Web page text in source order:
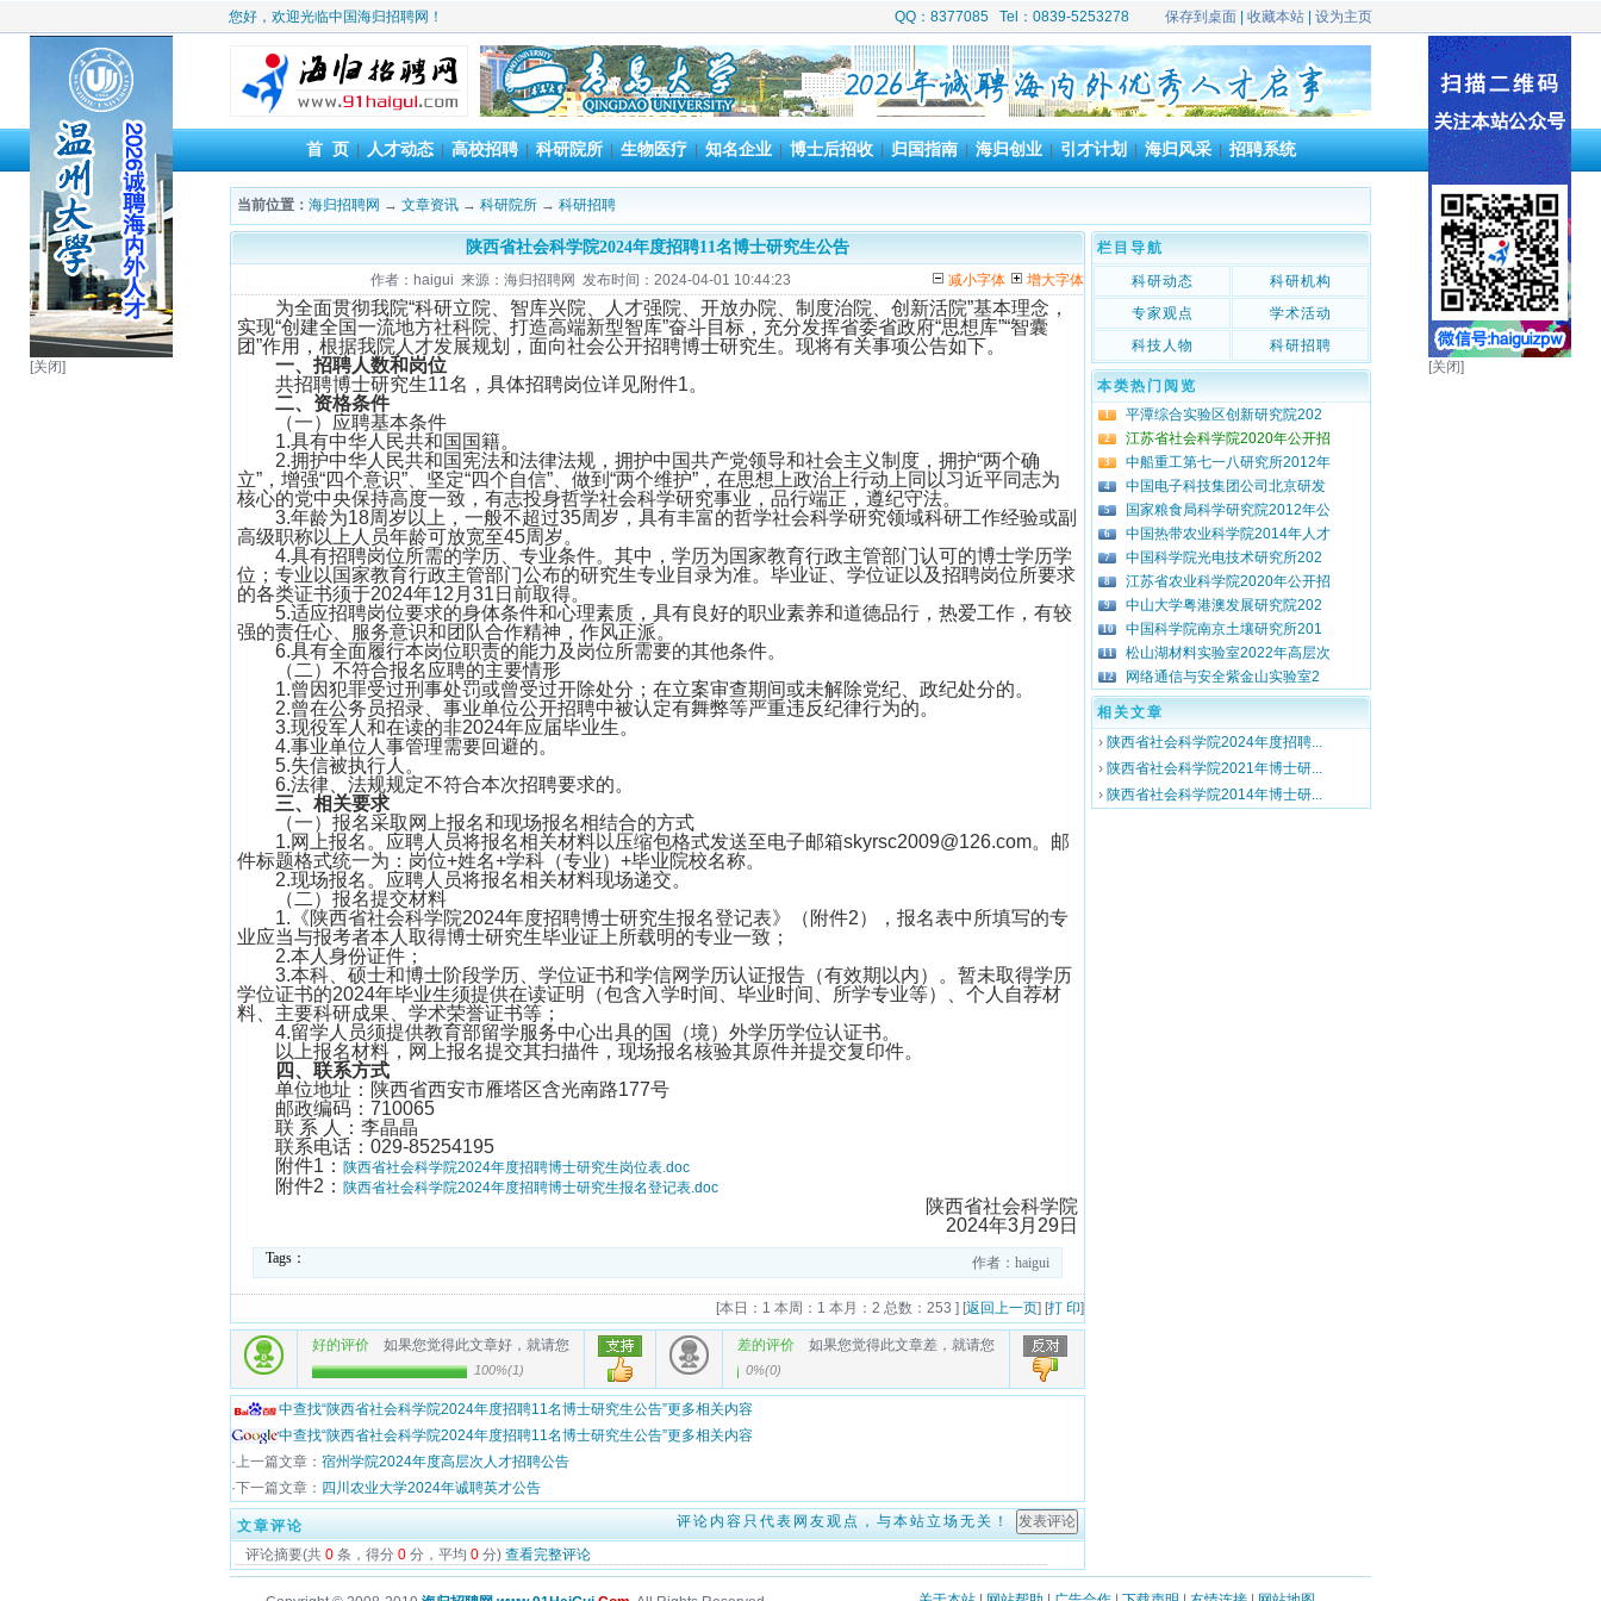
[关闭] [关闭]
您好，欢迎光临中国海归招聘网！ QQ：8377085 Tel：0839-5253278 保存到桌面 收藏本站 设为主页
首 页|人才动态|高校招聘|科研院所|生物医疗|知名企业|博士后招收|归国指南|海归创业|引才计划|海归风采|招聘系统
当前位置： 海归招聘网 → 文章资讯 → 科研院所 → 科研招聘
陕西省社会科学院2024年度招聘11名博士研究生公告
减小字体 增大字体
作者：haigui 来源：海归招聘网 发布时间：2024-04-01 10:44:23
为全面贯彻我院“科研立院、智库兴院、人才强院、开放办院、制度治院、创新活院”基本理念，
实现“创建全国一流地方社科院、打造高端新型智库”奋斗目标，充分发挥省委省政府“思想库”“智囊
团”作用，根据我院人才发展规划，面向社会公开招聘博士研究生。现将有关事项公告如下。
一、招聘人数和岗位
共招聘博士研究生11名，具体招聘岗位详见附件1。
二、资格条件
（一）应聘基本条件
1.具有中华人民共和国国籍。
2.拥护中华人民共和国宪法和法律法规，拥护中国共产党领导和社会主义制度，拥护“两个确
立”，增强“四个意识”、坚定“四个自信”、做到“两个维护”，在思想上政治上行动上同以习近平同志为
核心的党中央保持高度一致，有志投身哲学社会科学研究事业，品行端正，遵纪守法。
3.年龄为18周岁以上，一般不超过35周岁，具有丰富的哲学社会科学研究领域科研工作经验或副
高级职称以上人员年龄可放宽至45周岁。
4.具有招聘岗位所需的学历、专业条件。其中，学历为国家教育行政主管部门认可的博士学历学
位；专业以国家教育行政主管部门公布的研究生专业目录为准。毕业证、学位证以及招聘岗位所要求
的各类证书须于2024年12月31日前取得。
5.适应招聘岗位要求的身体条件和心理素质，具有良好的职业素养和道德品行，热爱工作，有较
强的责任心、服务意识和团队合作精神，作风正派。
6.具有全面履行本岗位职责的能力及岗位所需要的其他条件。
（二）不符合报名应聘的主要情形
1.曾因犯罪受过刑事处罚或曾受过开除处分；在立案审查期间或未解除党纪、政纪处分的。
2.曾在公务员招录、事业单位公开招聘中被认定有舞弊等严重违反纪律行为的。
3.现役军人和在读的非2024年应届毕业生。
4.事业单位人事管理需要回避的。
5.失信被执行人。
6.法律、法规规定不符合本次招聘要求的。
三、相关要求
（一）报名采取网上报名和现场报名相结合的方式
1.网上报名。应聘人员将报名相关材料以压缩包格式发送至电子邮箱skyrsc2009@126.com。邮
件标题格式统一为：岗位+姓名+学科（专业）+毕业院校名称。
2.现场报名。应聘人员将报名相关材料现场递交。
（二）报名提交材料
1.《陕西省社会科学院2024年度招聘博士研究生报名登记表》（附件2），报名表中所填写的专
业应当与报考者本人取得博士研究生毕业证上所载明的专业一致；
2.本人身份证件；
3.本科、硕士和博士阶段学历、学位证书和学信网学历认证报告（有效期以内）。暂未取得学历
学位证书的2024年毕业生须提供在读证明（包含入学时间、毕业时间、所学专业等）、个人自荐材
料、主要科研成果、学术荣誉证书等；
4.留学人员须提供教育部留学服务中心出具的国（境）外学历学位认证书。
以上报名材料，网上报名提交其扫描件，现场报名核验其原件并提交复印件。
四、联系方式
单位地址：陕西省西安市雁塔区含光南路177号
邮政编码：710065
联 系 人：李晶晶
联系电话：029-85254195
附件1： 陕西省社会科学院2024年度招聘博士研究生岗位表.doc
附件2： 陕西省社会科学院2024年度招聘博士研究生报名登记表.doc
陕西省社会科学院
2024年3月29日
Tags： 作者：haigui
[本日：1 本周：1 本月：2 总数：253 ] [返回上一页] [打 印]
好的评价 如果您觉得此文章好，就请您
100%(1)
差的评价 如果您觉得此文章差，就请您
0%(0)
中查找“陕西省社会科学院2024年度招聘11名博士研究生公告”更多相关内容
中查找“陕西省社会科学院2024年度招聘11名博士研究生公告”更多相关内容
·上一篇文章： 宿州学院2024年度高层次人才招聘公告
·下一篇文章： 四川农业大学2024年诚聘英才公告
文章评论
评论内容只代表网友观点，与本站立场无关！
评论摘要(共 0 条，得分 0 分，平均 0 分) 查看完整评论
栏目导航
科研动态
科研机构
专家观点
学术活动
科技人物
科研招聘
本类热门阅览
1 平潭综合实验区创新研究院202
2 江苏省社会科学院2020年公开招
3 中船重工第七一八研究所2012年
4 中国电子科技集团公司北京研发
5 国家粮食局科学研究院2012年公
6 中国热带农业科学院2014年人才
7 中国科学院光电技术研究所202
8 江苏省农业科学院2020年公开招
9 中山大学粤港澳发展研究院202
10 中国科学院南京土壤研究所201
11 松山湖材料实验室2022年高层次
12 网络通信与安全紫金山实验室2
相关文章
› 陕西省社会科学院2024年度招聘...
› 陕西省社会科学院2021年博士研...
› 陕西省社会科学院2014年博士研...